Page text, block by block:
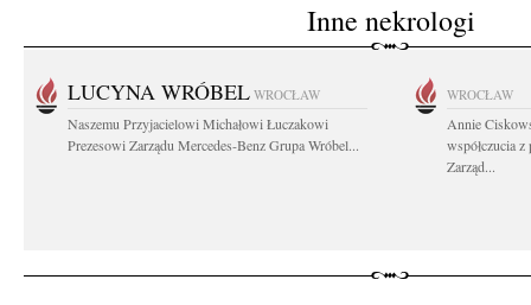
Inne nekrologi
LUCYNA WRÓBEL WROCŁAW
Naszemu Przyjacielowi Michałowi Łuczakowi
Prezesowi Zarządu Mercedes-Benz Grupa Wróbel...
WROCŁAW
Annie
współczucia
Zarząd...